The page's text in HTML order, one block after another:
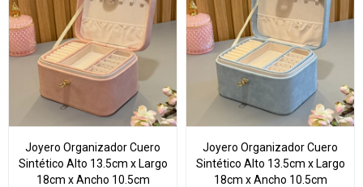
Joyero Organizador Cuero
Sintético Alto 13.5cm x Largo
18cm x Ancho 10.5cm
Joyero Organizador Cuero
Sintético Alto 13.5cm x Largo
18cm x Ancho 10.5cm